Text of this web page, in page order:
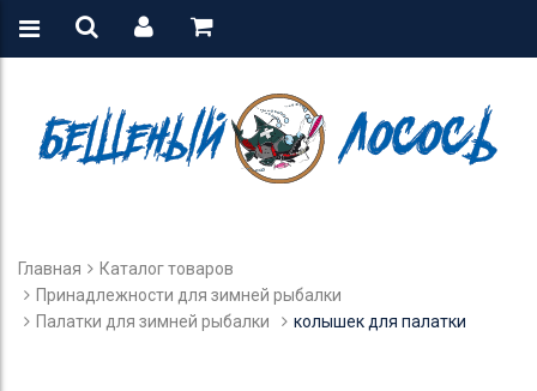
Главная
Каталог товаров
Принадлежности для зимней рыбалки
Палатки для зимней рыбалки
колышек для палатки